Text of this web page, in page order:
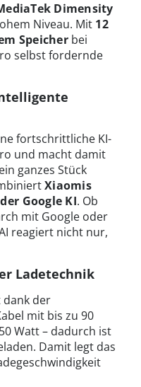
Dimensity
Niveau. Mit 12
Speicherbei
selbst fordernde
fortschrittliche KI-
und macht damit
ganzes Stück
Xiaomis
Google KI. Ob
mit Google oder
reagiert nicht nur,
Ladetechnik
dank der
mit bis zu 90
Watt – dadurch ist
Damit legt das